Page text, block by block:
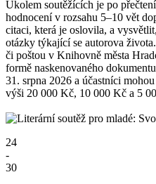
Úkolem soutěžících je po
hodnocení v rozsahu 5–10 vět
citaci, která je oslovila, a
otázky týkající se autorova
či poštou v Knihovně města
formě naskenovaného
31. srpna 2026 a účastníci
výši 20 000 Kč, 10 000 Kč a 5
24
-
30